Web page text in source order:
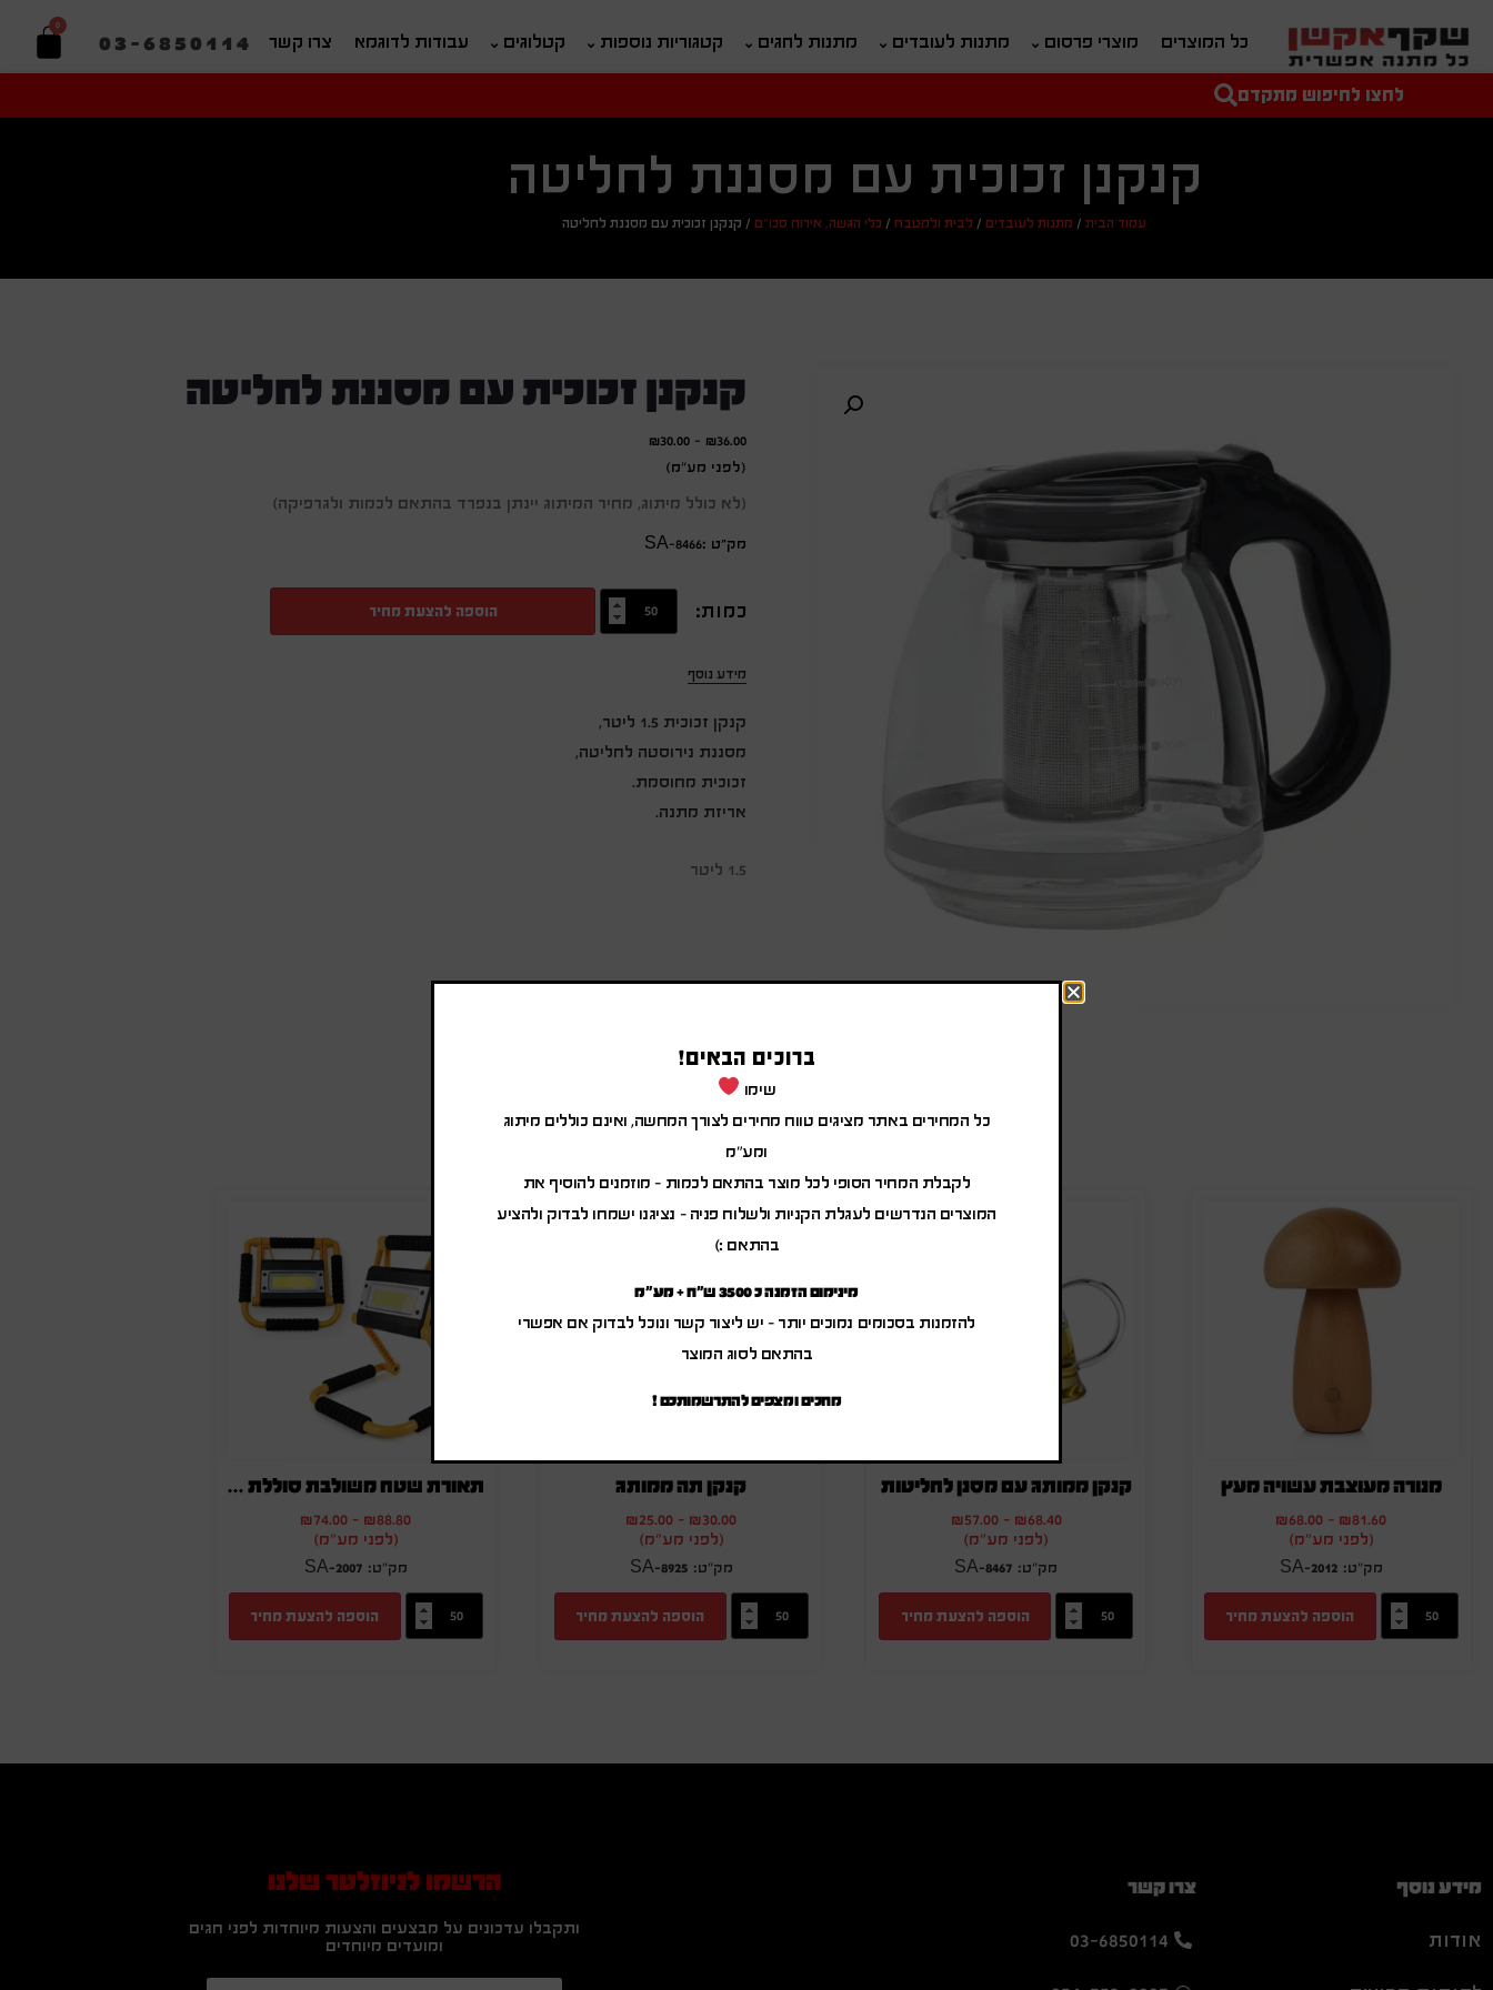
כל המוצרים מוצרי פרסום מתנות לעובדים מתנות לחגים קטגוריות נוספות קטלוגים עבודות לדוגמא צרו קשר 03-6850114
0
טקסט חופשי לחיפוש מחיר מיני'לחצו לחיפוש מתקדם
קנקנן זכוכית עם מסננת לחליטה
עמוד הבית / מתנות לעובדים / לבית ולמטבח / כלי הגשה, אירוח סכו"ם / קנקנן זכוכית עם מסננת לחליטה
קנקנן זכוכית עם מסננת לחליטה
₪36.00
-
₪30.00
(לפני מע"מ)
(לא כולל מיתוג, מחיר המיתוג יינתן בנפרד בהתאם לכמות ולגרפיקה)
מק״ט :SA-8466
כמות: הוספה להצעת מחיר
מידע נוסף
קנקן זכוכית 1.5 ליטר,
מסננת נירוסטה לחליטה,
זכוכית מחוסמת.
אריזת מתנה.
1.5 ליטר
מוצרים משודרגים
מנורה מעוצבת עשויה מעץ
₪81.60
-
₪68.00
(לפני מע"מ)
SA-2012
הוספה להצעת מחיר
קנקן ממותג עם מסנן לחליטות
₪68.40
-
₪57.00
(לפני מע"מ)
SA-8467
הוספה להצעת מחיר
קנקן תה ממותג
₪30.00
-
₪25.00
(לפני מע"מ)
SA-8925
הוספה להצעת מחיר
תאורת שטח משולבת סוללת גיבוי
₪88.80
-
₪74.00
(לפני מע"מ)
SA-2007
הוספה להצעת מחיר
מידע נוסף
אודות
צרו קשר
03-6850114
הרשמו לניוזלטר שלנו
ותקבלו עדכונים על מבצעים והצעות מיוחדות לפני חגים
ומועדים מיוחדים
ברוכים הבאים!
שימו
כל המחירים באתר מציגים טווח מחירים לצורך המחשה, ואינם כוללים מיתוג
ומע"מ
לקבלת המחיר הסופי לכל מוצר בהתאם לכמות – מוזמנים להוסיף את
המוצרים הנדרשים לעגלת הקניות ולשלוח פניה – נציגנו ישמחו לבדוק ולהציע
בהתאם :)
מינימום הזמנה כ 3500 ש"ח + מע"מ
להזמנות בסכומים נמוכים יותר – יש ליצור קשר ונוכל לבדוק אם אפשרי
בהתאם לסוג המוצר
מחכים ומצפים להתרשמותכם !